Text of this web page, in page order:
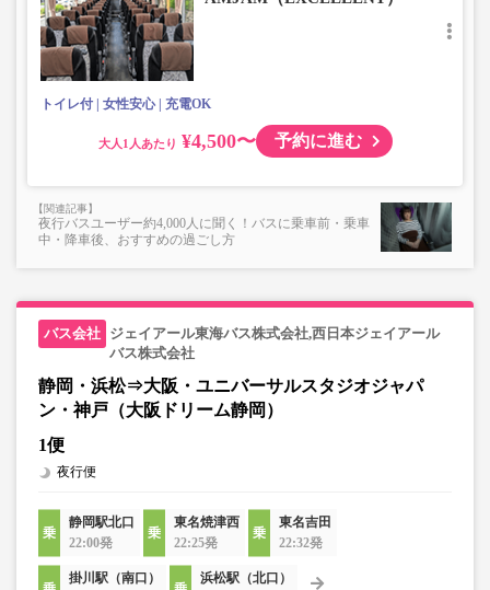
可）
楽器・自転車（折りたたみ含む）・ボード等の大きな荷
物、壊れ物、危険物、貴重品、ペット、
上記「トランクにてお預かりできる荷物」の条件を満たさ
トイレ付 女性安心 充電OK
大人 ¥4,500〜 予約に進む
夜行バスユーザー約4,000人に聞く！バスに乗車前・乗車
中・降車後、おすすめの過ごし方
ジェイアール東海バス株式会社,西日本ジェイアール
バス株式会社
静岡・浜松⇒大阪・ユニバーサルスタジオジャパ
ン・神戸（大阪ドリーム静岡）
1便
夜行便
静岡駅北口
22:00発
東名焼津西
22:25発
東名吉田
22:32発
掛川駅（南口）
浜松駅（北口）